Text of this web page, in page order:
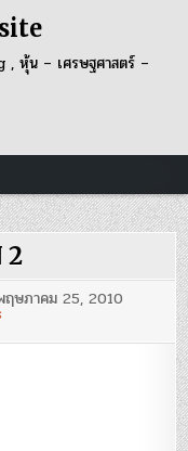
หุ้น – เศรษฐศาสตร์ –
2
ฤษภาคม 25, 2010
on
2